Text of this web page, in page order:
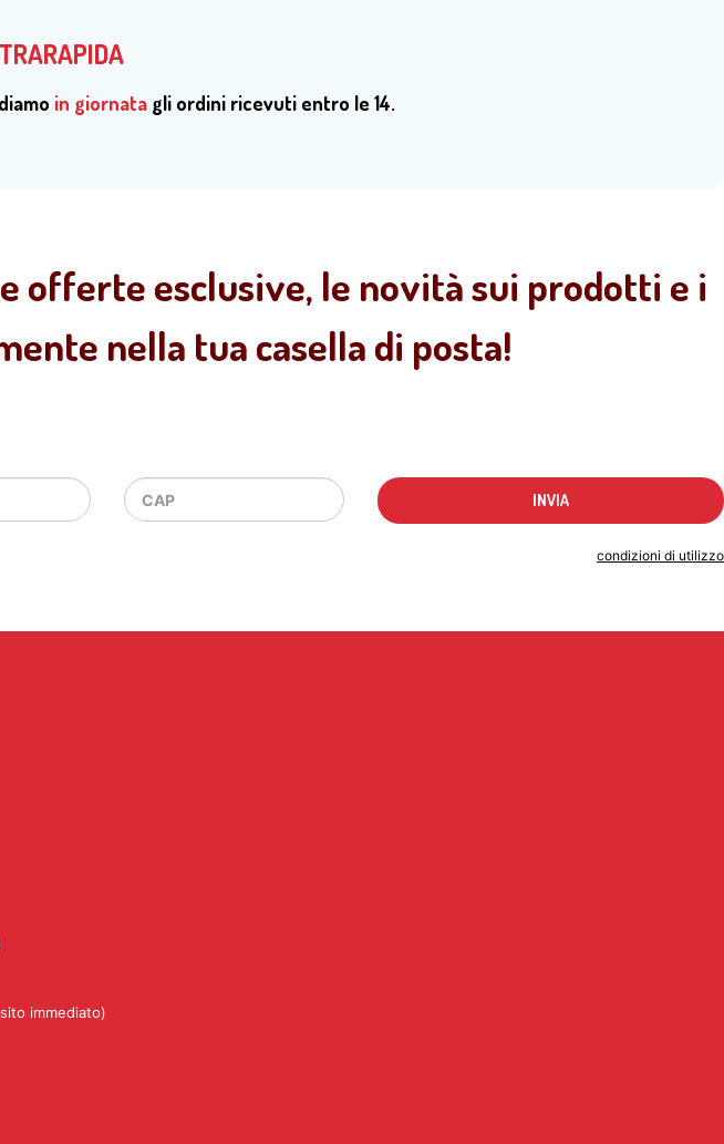
in giornatagli ordini ricevuti entro le 14.
offerte esclusive, le novità sui prodotti e i
nella tua casella di posta!
condizioni di utilizzo
immediato)